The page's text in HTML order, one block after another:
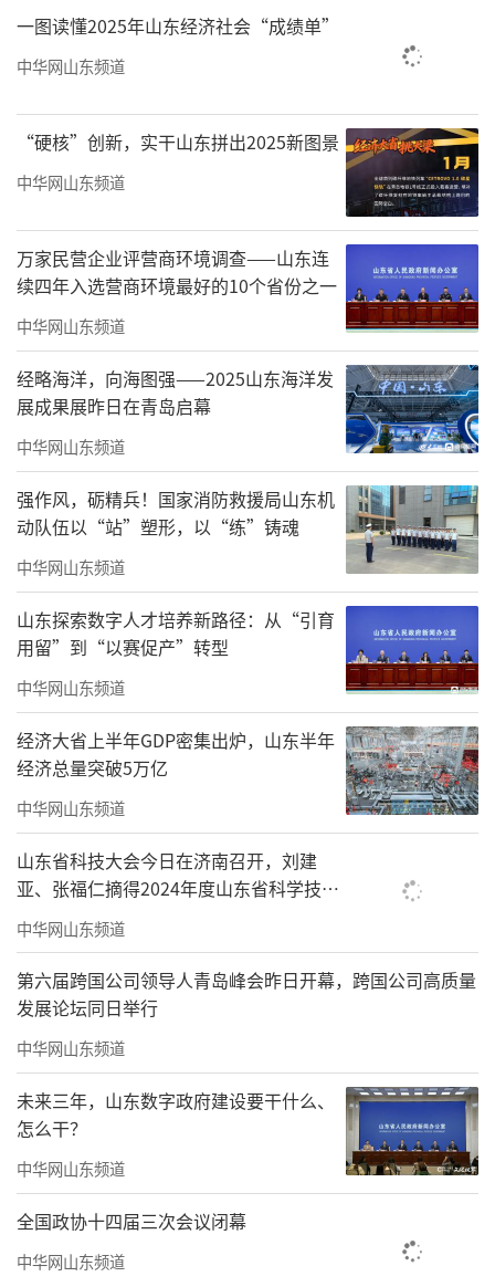
改，统筹推进全流域综合治理，坚决防止问题
反弹，确保水清岸绿常在、人民群众满意。
长岛位于黄渤海交汇处，由151个岛屿组
成，是山东省唯一的海洋生态文明综合试验
区。九月的渤海海峡，海天一色，碧波荡漾，
景色宜人。刘家义乘船来到长岛，并登上大黑
山岛、北隍城岛、砣矶岛等岛屿，实地察看岸
滩整治修复、森林生态环境保育、山体修复治
理、乡村人居环境整治提升、文化旅游发展等
情况，与当地干部群众深入交流，代表省委、
省政府向大家表示问候和感谢。在山东最北端
北隍城乡山后村了解美丽乡村建设情况，与村
民拉家常，询问家庭生活状况、就业、收入、
医疗、教育等，并登上灯塔山顶远眺，俯瞰岛
屿和海域生态治理成效。在位于南隍城岛东部
海域的亚洲首座最大量产型深海智能网箱“经
海1号”平台，通过指挥中心大屏察看自动化、
一图读懂2025年山东经济社会“成绩单”
中华网山东频道
“硬核”创新，实干山东拼出2025新图景
中华网山东频道
万家民营企业评营商环境调查——山东连
续四年入选营商环境最好的10个省份之一
中华网山东频道
经略海洋，向海图强——2025山东海洋发
展成果展昨日在青岛启幕
中华网山东频道
强作风，砺精兵！国家消防救援局山东机
动队伍以“站”塑形，以“练”铸魂
中华网山东频道
山东探索数字人才培养新路径：从“引育
用留”到“以赛促产”转型
中华网山东频道
经济大省上半年GDP密集出炉，山东半年
经济总量突破5万亿
中华网山东频道
山东省科技大会今日在济南召开，刘建
亚、张福仁摘得2024年度山东省科学技术
奖最高奖！
中华网山东频道
第六届跨国公司领导人青岛峰会昨日开幕，跨国公司高质量
发展论坛同日举行
中华网山东频道
未来三年，山东数字政府建设要干什么、
怎么干？
中华网山东频道
全国政协十四届三次会议闭幕
中华网山东频道